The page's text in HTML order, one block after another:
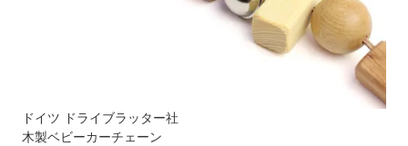
ドイツ ドライブラッター社
木製ベビーカーチェーン